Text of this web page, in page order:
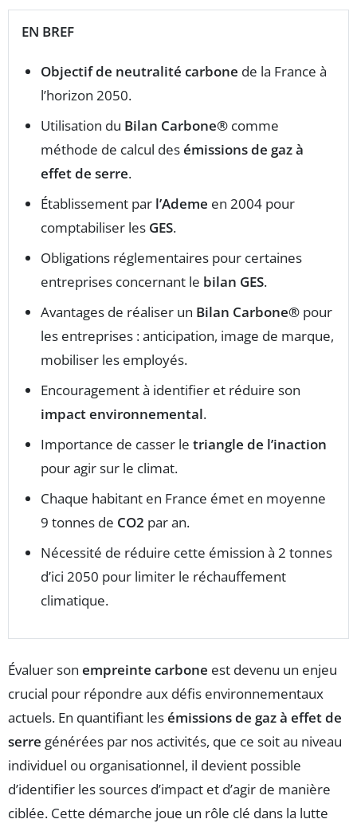
EN BREF
Objectif de neutralité carbone de la France à
l’horizon 2050.
Utilisation du Bilan Carbone® comme
méthode de calcul desémissions de gaz à
effet de serre.
Établissement par l’Ademe en 2004 pour
comptabiliser les GES.
Obligations réglementaires pour certaines
entreprises concernant le bilan GES.
Avantages de réaliser un Bilan Carbone® pour
les entreprises : anticipation, image de marque,
mobiliser les employés.
Encouragement à identifier et réduire son
impact environnemental.
Importance de casser le triangle de l’inaction
pour agir sur le climat.
Chaque habitant en France émet en moyenne
9 tonnes de CO2 par an.
Nécessité de réduire cette émission à 2 tonnes
d’ici 2050 pour limiter le réchauffement
climatique.
Évaluer son empreinte carbone est devenu un enjeu
crucial pour répondre aux défis environnementaux
actuels. En quantifiant lesémissions de gaz à effet de
serre générées par nos activités, que ce soit au niveau
individuel ou organisationnel, il devient possible
d’identifier les sources d’impact et d’agir de manière
ciblée. Cette démarche joue un rôle clé dans la lutte